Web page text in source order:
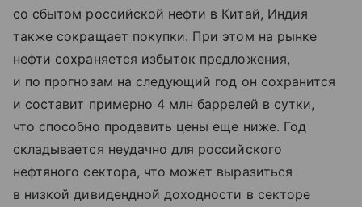
со сбытом российской нефти в Китай, Индия
также сокращает покупки. При этом на рынке
нефти сохраняется избыток предложения,
и по прогнозам на следующий год он сохранится
и составит примерно 4 млн баррелей в сутки,
что способно продавить цены еще ниже. Год
складывается неудачно для российского
нефтяного сектора, что может выразиться
в низкой дивидендной доходности в секторе